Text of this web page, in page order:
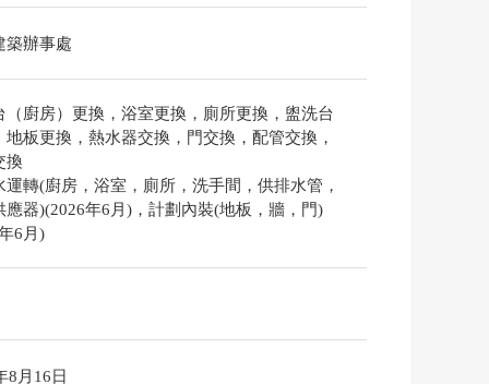
築辦事處
（廚房）更換，浴室更換，廁所更換，盥洗台
地板更換，熱水器交換，門交換，配管交換，
換
運轉(廚房，浴室，廁所，洗手間，供排水管，
應器)(2026年6月)，計劃內裝(地板，牆，門)
6月)
8月16日